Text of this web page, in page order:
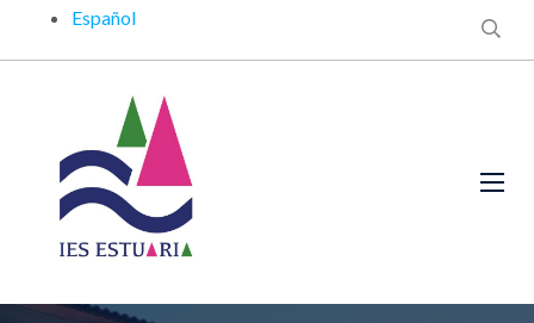
Español